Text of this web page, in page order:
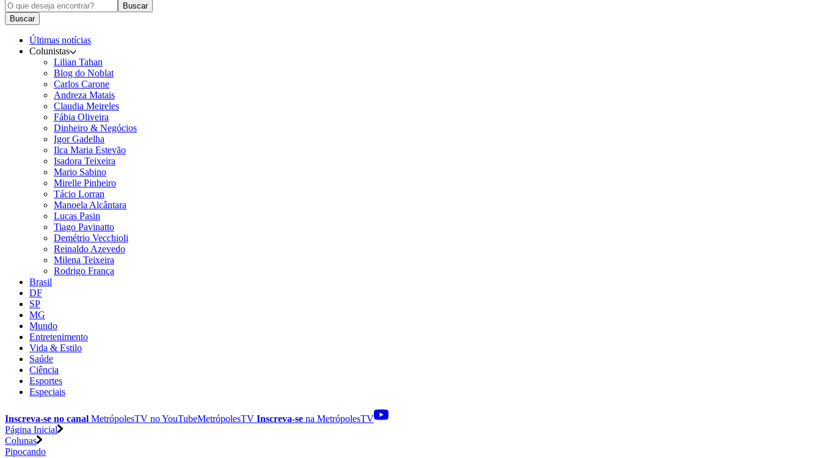
Buscar
Buscar
Últimas notícias
Colunistas
Lilian Tahan
Blog do Noblat
Carlos Carone
Andreza Matais
Claudia Meireles
Fábia Oliveira
Dinheiro & Negócios
Igor Gadelha
Ilca Maria Estevão
Isadora Teixeira
Mario Sabino
Mirelle Pinheiro
Tácio Lorran
Manoela Alcântara
Lucas Pasin
Tiago Pavinatto
Demétrio Vecchioli
Reinaldo Azevedo
Milena Teixeira
Rodrigo França
Brasil
DF
SP
MG
Mundo
Entretenimento
Vida & Estilo
Saúde
Ciência
Esportes
Especiais
Inscreva-se no canal MetrópolesTV noYouTubeMetrópolesTV Inscreva-se na MetrópolesTV
Página Inicial
Colunas
Pipocando